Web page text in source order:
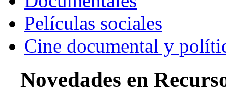
Películas sociales
Cine documental y
Novedades en